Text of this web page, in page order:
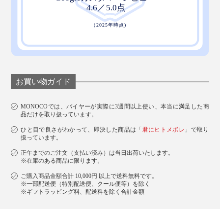
お買い物ガイド
MONOCOでは、バイヤーが実際に3週間以上使い、本当に満足した商
品だけを取り扱っています。
ひと目で良さがわかって、即決した商品は「 君にヒトメボレ 」で取り
扱っています。
正午までのご注文（支払い済み）は当日出荷いたします。
※在庫のある商品に限ります。
ご購入商品金額合計 10,000円 以上で送料無料です。
※一部配送便（特別配送便、クール便等）を除く
※ギフトラッピング料、配送料を除く合計金額